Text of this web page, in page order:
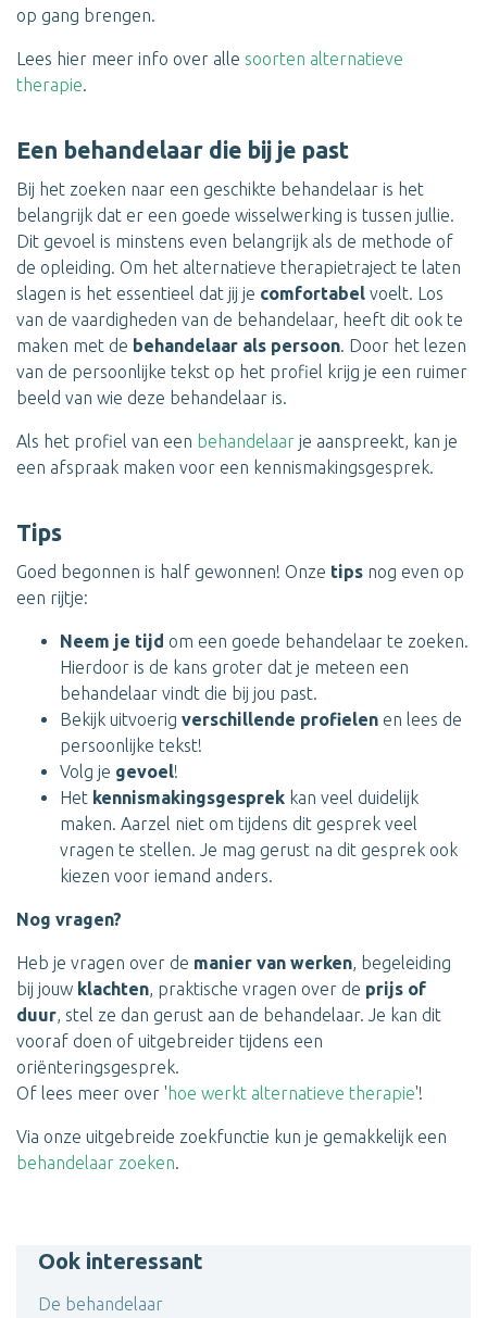
op gang brengen.
Lees hier meer info over alle soorten alternatieve
therapie.
Een behandelaar die bij je past
Bij het zoeken naar een geschikte behandelaar is het
belangrijk dat er een goede wisselwerking is tussen jullie.
Dit gevoel is minstens even belangrijk als de methode of
de opleiding. Om het alternatieve therapietraject te laten
slagen is het essentieel dat jij je comfortabel voelt. Los
van de vaardigheden van de behandelaar, heeft dit ook te
maken met de behandelaar als persoon. Door het lezen
van de persoonlijke tekst op het profiel krijg je een ruimer
beeld van wie deze behandelaar is.
Als het profiel van een behandelaar je aanspreekt, kan je
een afspraak maken voor een kennismakingsgesprek.
Tips
Goed begonnen is half gewonnen! Onze tips nog even op
een rijtje:
Neem je tijd om een goede behandelaar te zoeken.
Hierdoor is de kans groter dat je meteen een
behandelaar vindt die bij jou past.
Bekijk uitvoerig verschillende profielen en lees de
persoonlijke tekst!
Volg je gevoel!
Het kennismakingsgesprek kan veel duidelijk
maken. Aarzel niet om tijdens dit gesprek veel
vragen te stellen. Je mag gerust na dit gesprek ook
kiezen voor iemand anders.
Nog vragen?
Heb je vragen over de manier van werken, begeleiding
bij jouw klachten, praktische vragen over de prijs of
duur, stel ze dan gerust aan de behandelaar. Je kan dit
vooraf doen of uitgebreider tijdens een
oriënteringsgesprek.
Of lees meer over ' hoe werkt alternatieve therapie'!
Via onze uitgebreide zoekfunctie kun je gemakkelijk een
behandelaar zoeken.
Ook interessant
De behandelaar